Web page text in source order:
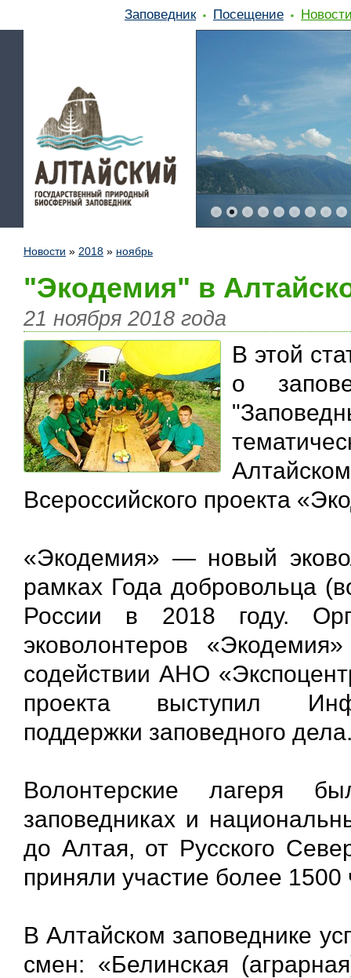
Заповедник Посещение
Новости » 2018 » ноябрь
"Экодемия" в
21 ноября 2018 года
В этой
о
Всероссийского проекта
«Экодемия» — новый
рамках Года добровольца
России в 2018 году.
эковолонтеров
содействии АНО
проекта выступил
поддержки заповедного
Волонтерские лагеря
заповедниках и
до Алтая, от Русского
приняли участие более 1500
В Алтайском заповеднике
смен: «Белинская